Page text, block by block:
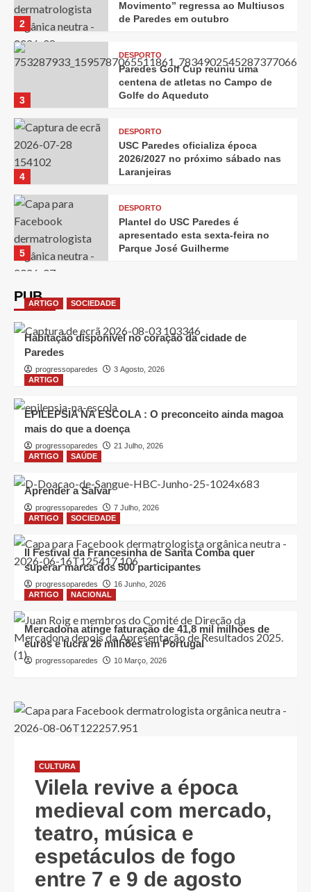
2
Movimento” regressa ao Multiusos
de Paredes em outubro
3
DESPORTO
Paredes Golf Cup reuniu uma
centena de atletas no Campo de
Golfe do Aqueduto
4
DESPORTO
USC Paredes oficializa época
2026/2027 no próximo sábado nas
Laranjeiras
5
DESPORTO
Plantel do USC Paredes é
apresentado esta sexta-feira no
Parque José Guilherme
PUBARTIGO SOCIEDADE
Habitação disponível no coração da cidade de
Paredes
progressoparedes
3 Agosto, 2026
ARTIGO
EPILEPSIA NA ESCOLA : O preconceito ainda magoa
mais do que a doença
progressoparedes
21 Julho, 2026
ARTIGO
SAÚDE
Aprender a Salvar
progressoparedes
7 Julho, 2026
ARTIGO
SOCIEDADE
II Festival da Francesinha de Santa Comba quer
superar marca dos 500 participantes
progressoparedes
16 Junho, 2026
ARTIGO
NACIONAL
Mercadona atinge faturação de 41,8 mil milhões de
euros e lucra 26 milhões em Portugal
progressoparedes 10 Março, 2026
CULTURA
Vilela revive a época
medieval com mercado,
teatro, música e
espetáculos de fogo
entre 7 e 9 de agosto